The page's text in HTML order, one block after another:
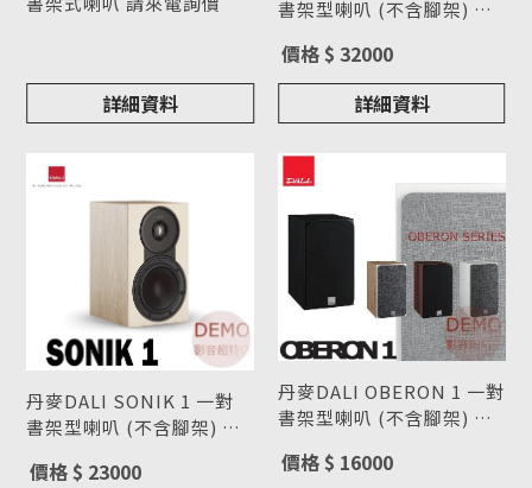
詳細資料
書架型喇叭 (不含腳架) 請
價格 $ 32000
詳細資料
丹麥DALI SONIK 1 一對
書架型喇叭 (不含腳架) 請
價格 $ 23000
丹麥DALI OBERON 1 一對
書架型喇叭 (不含腳架) 請
價格 $ 16000